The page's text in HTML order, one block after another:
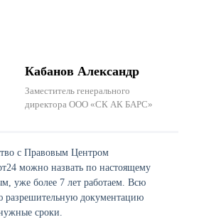
Кабанов Александр
Заместитель генерального
директора ООО «СК АК БАРС»
с Правовым Центром
можно назвать по настоящему
уже более 7 лет работаем. Всю
разрешительную документацию
сроки.